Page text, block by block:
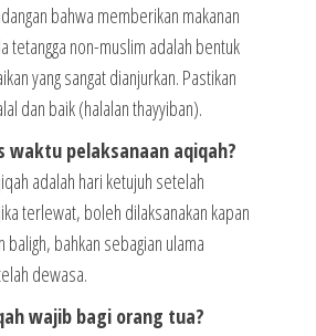
bahwa memberikan makanan
tetangga non-muslim adalah bentuk
yang sangat dianjurkan. Pastikan
dan baik (halalan thayyiban).
waktu pelaksanaan aqiqah?
adalah hari ketujuh setelah
terlewat, boleh dilaksanakan kapan
bahkan sebagian ulama
dewasa.
wajib bagi orang tua?